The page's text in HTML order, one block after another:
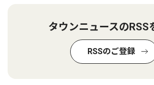
タウンニュースのRSS
RSSのご登録